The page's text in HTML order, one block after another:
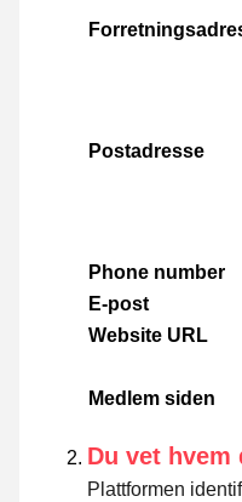
Postadresse
Phone number
E-post
Website URL
Medlem siden
Du vet
Plattformen